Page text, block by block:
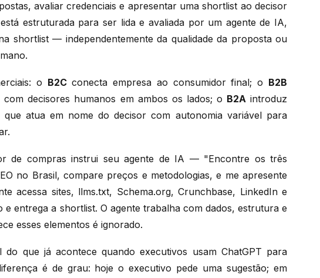
avaliar credenciais e apresentar uma shortlist ao decisor
estruturada para ser lida e avaliada por um agente de IA,
shortlist — independentemente da qualidade da proposta ou
o B2Cconecta empresa ao consumidor final; o B2B
decisores humanos em ambos os lados; o B2Aintroduz
que atua em nome do decisor com autonomia variável para
de compras instrui seu agente de IA — "Encontre os três
no Brasil, compare preços e metodologias, e me apresente
acessa sites, llms.txt, Schema.org, Crunchbase, LinkedIn e
e entrega a shortlist. O agente trabalha com dados, estrutura e
esses elementos é ignorado.
que já acontece quando executivos usam ChatGPT para
é de grau: hoje o executivo pede uma sugestão; em